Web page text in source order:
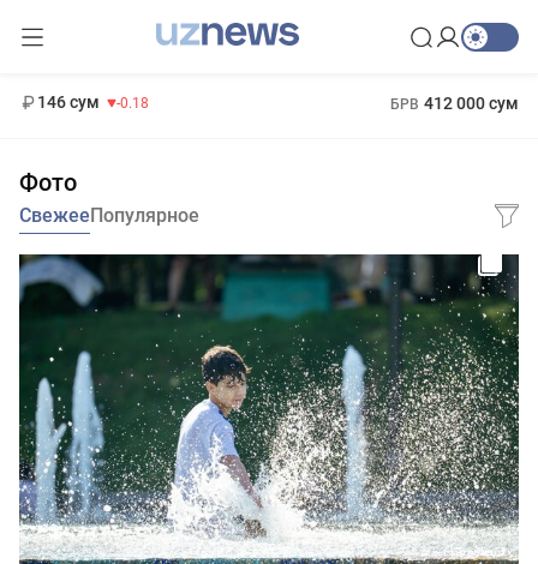
146 сум -0.18 БРВ 412 000 сум
Фото
СвежееПопулярное